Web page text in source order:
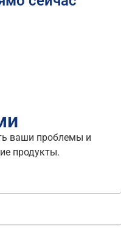
ваши проблемы и
продукты.